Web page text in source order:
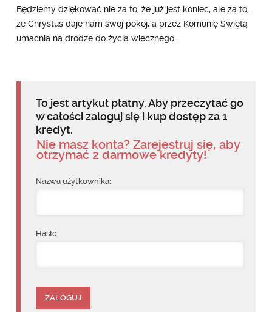
Będziemy dziękować nie za to, że już jest koniec, ale za to,
że Chrystus daje nam swój pokój, a przez Komunię Świętą
umacnia na drodze do życia wiecznego.
To jest artykuł płatny. Aby przeczytać go
w całości zaloguj się i kup dostęp za 1
kredyt.
Nie masz konta? Zarejestruj się, aby
otrzymać 2 darmowe kredyty!
Nazwa użytkownika:
Hasło: